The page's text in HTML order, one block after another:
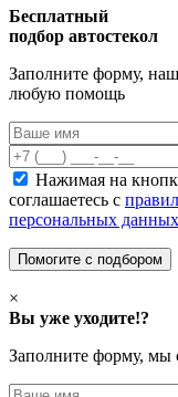
Бесплатный
подбор автостекол
Заполните форму,
любую помощь
Нажимая на
соглашаетесь с
персональных данных
×
Вы уже уходите!?
Заполните форму, мы